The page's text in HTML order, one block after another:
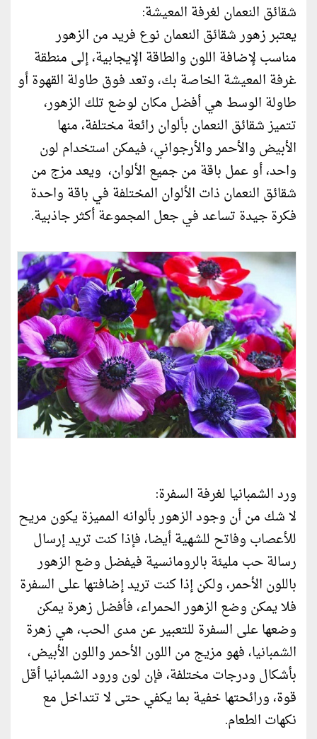
شقائق النعمان لغرفة المعيشة:
يعتبر زهور شقائق النعمان نوع فريد من الزهور
مناسب لإضافة اللون والطاقة الإيجابية، إلى منطقة
غرفة المعيشة الخاصة بك، وتعد فوق طاولة القهوة أو
طاولة الوسط هي أفضل مكان لوضع تلك الزهور،
تتميز شقائق النعمان بألوان رائعة مختلفة، منها
الأبيض والأحمر والأرجواني، فيمكن استخدام لون
واحد، أو عمل باقة من جميع الألوان، ويعد مزج من
شقائق النعمان ذات الألوان المختلفة في باقة واحدة
فكرة جيدة تساعد في جعل المجموعة أكثر جاذبية.
ورد الشمبانيا لغرفة السفرة:
لا شك من أن وجود الزهور بألوانه المميزة يكون مريح
للأعصاب وفاتح للشهية أيضا، فإذا كنت تريد إرسال
رسالة حب مليئة بالرومانسية فيفضل وضع الزهور
باللون الأحمر، ولكن إذا كنت تريد إضافتها على السفرة
فلا يمكن وضع الزهور الحمراء، فأفضل زهرة يمكن
وضعها على السفرة للتعبير عن مدى الحب، هي زهرة
الشمبانيا، فهو مزيج من اللون الأحمر واللون الأبيض،
بأشكال ودرجات مختلفة، فإن لون ورود الشمبانيا أقل
قوة، ورائحتها خفية بما يكفي حتى لا تتداخل مع
نكهات الطعام.